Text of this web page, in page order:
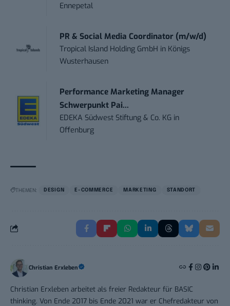
Ennepetal
PR & Social Media Coordinator (m/w/d)
Tropical Island Holding GmbH in Königs
Wusterhausen
Performance Marketing Manager
Schwerpunkt Pai...
EDEKA Südwest Stiftung & Co. KG in
Offenburg
THEMEN: DESIGN E-COMMERCE MARKETING STANDORT
Christian Erxleben
Christian Erxleben arbeitet als freier Redakteur für BASIC
thinking. Von Ende 2017 bis Ende 2021 war er Chefredakteur von